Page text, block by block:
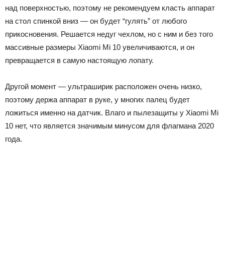
над поверхностью, поэтому не рекомендуем класть аппарат
на стол спинкой вниз — он будет “гулять” от любого
прикосновения. Решается недуг чехлом, но с ним и без того
массивные размеры Xiaomi Mi 10 увеличиваются, и он
превращается в самую настоящую лопату.
Другой момент — ультраширик расположен очень низко,
поэтому держа аппарат в руке, у многих палец будет
ложиться именно на датчик. Влаго и пылезащиты у Xiaomi Mi
10 нет, что является значимым минусом для флагмана 2020
года.